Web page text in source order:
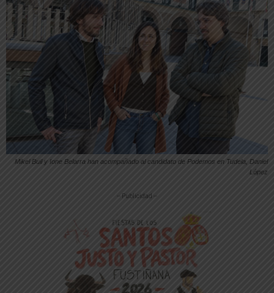
Mikel Buil y Ione Belarra han acompañado al candidato de Podemos en Tudela, Daniel
López
-- Publicidad --